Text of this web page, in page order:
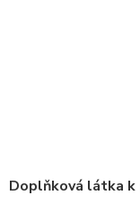
Doplňková látka